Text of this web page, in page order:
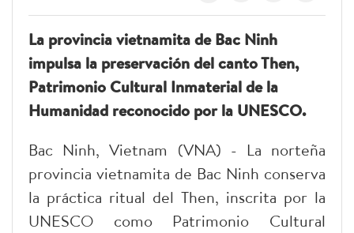
La provincia vietnamita de Bac Ninh
impulsa la preservación del canto Then,
Patrimonio Cultural Inmaterial de la
Humanidad reconocido por la UNESCO.
Bac Ninh, Vietnam (VNA) - La norteña
provincia vietnamita de Bac Ninh conserva
la práctica ritual del Then, inscrita por la
UNESCO como Patrimonio Cultural